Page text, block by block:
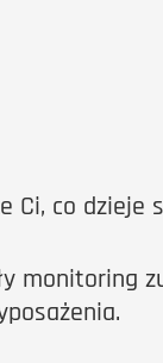
co dzieje
monitoring